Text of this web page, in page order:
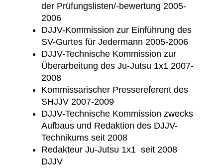
der Prüfungslisten/-bewertung 2005-
2006
DJJV-Kommission zur Einführung des
SV-Gurtes für Jedermann 2005-2006
DJJV-Technische Kommission zur
Überarbeitung des Ju-Jutsu 1x1 2007-
2008
Kommissarischer Pressereferent des
SHJJV 2007-2009
DJJV-Technische Kommission zwecks
Aufbaus und Redaktion des DJJV-
Technikums seit 2008
Redakteur Ju-Jutsu 1x1 seit 2008
DJJV